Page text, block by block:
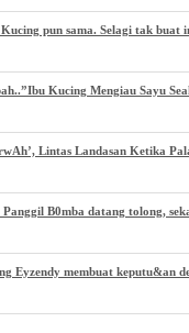
pun sama. Selagi tak buat
Kucing Mengiau Sayu
Lintas Landasan Ketika
B0mba datang tolong,
Eyzendy membuat keputu&an